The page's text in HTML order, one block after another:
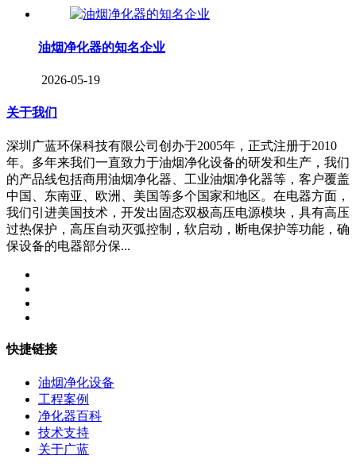
油烟净化器的知名企业
2026-05-19
关于我们
深圳广蓝环保科技有限公司创办于2005年，正式注册于2010
年。多年来我们一直致力于油烟净化设备的研发和生产，我们
的产品线包括商用油烟净化器、工业油烟净化器等，客户覆盖
中国、东南亚、欧洲、美国等多个国家和地区。在电器方面，
我们引进美国技术，开发出固态双极高压电源模块，具有高压
过热保护，高压自动灭弧控制，软启动，断电保护等功能，确
保设备的电器部分保...
快捷链接
油烟净化设备
工程案例
净化器百科
技术支持
关于广蓝